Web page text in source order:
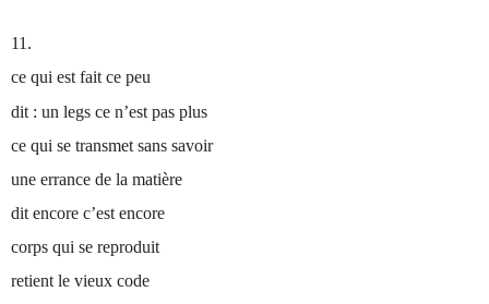
11.
ce qui est fait ce peu
dit : un legs ce n’est pas plus
ce qui se transmet sans savoir
une errance de la matière
dit encore c’est encore
corps qui se reproduit
retient le vieux code